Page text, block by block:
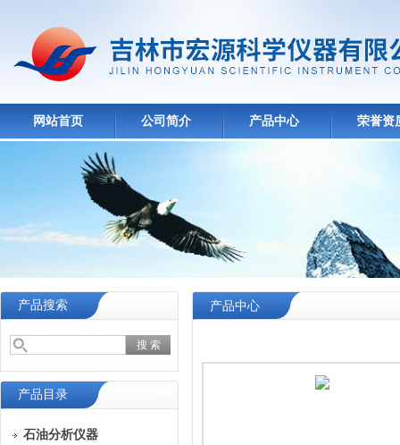
网站首页 公司简介 产品中心 荣誉资
产品搜索
产品目录
石油分析仪器
产品中心